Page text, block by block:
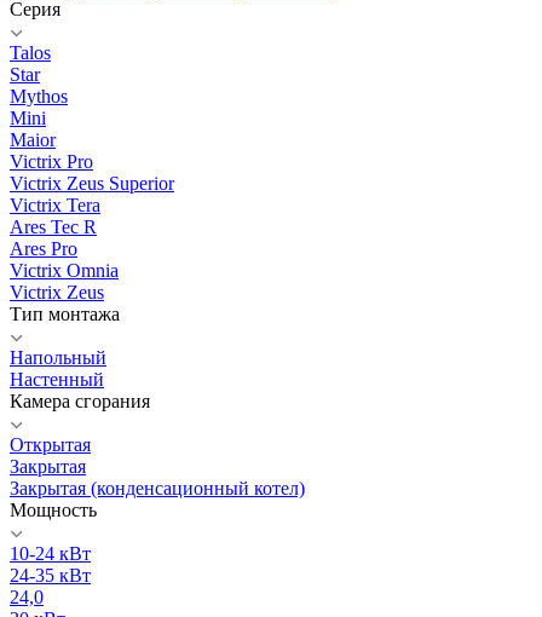
Серия
Talos
Star
Mythos
Mini
Maior
Victrix Pro
Victrix Zeus Superior
Victrix Tera
Ares Tec R
Ares Pro
Victrix Omnia
Victrix Zeus
Тип монтажа
Напольный
Настенный
Камера сгорания
Открытая
Закрытая
Закрытая (конденсационный котел)
Мощность
10-24 кВт
24-35 кВт
24,0